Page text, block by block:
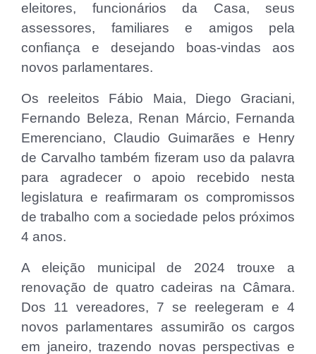
eleitores, funcionários da Casa, seus
assessores, familiares e amigos pela
confiança e desejando boas-vindas aos
novos parlamentares.
Os reeleitos Fábio Maia, Diego Graciani,
Fernando Beleza, Renan Márcio, Fernanda
Emerenciano, Claudio Guimarães e Henry
de Carvalho também fizeram uso da palavra
para agradecer o apoio recebido nesta
legislatura e reafirmaram os compromissos
de trabalho com a sociedade pelos próximos
4 anos.
A eleição municipal de 2024 trouxe a
renovação de quatro cadeiras na Câmara.
Dos 11 vereadores, 7 se reelegeram e 4
novos parlamentares assumirão os cargos
em janeiro, trazendo novas perspectivas e